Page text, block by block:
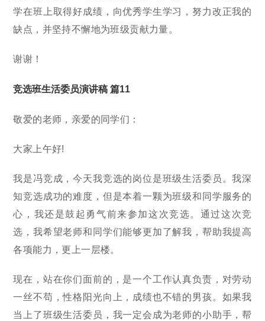
学在班上取得好成绩，向优秀学生学习，努力改正我的
缺点，并坚持不懈地为班级贡献力量。
谢谢！
竞选班生活委员演讲稿 篇11
敬爱的老师，亲爱的同学们：
大家上午好!
我是冯竞成，今天我竞选的岗位是班级生活委员。我深
知竞选成功的难度，但是本着一颗为班级和同学服务的
心，我还是鼓起勇气前来参加这次竞选。通过这次竞
选，我希望老师和同学们能够更加了解我，帮助我提高
各项能力，更上一层楼。
现在，站在你们面前的，是一个工作认真负责，对劳动
一丝不苟，性格阳光向上，成绩也不错的男孩。如果我
当上了班级生活委员，我一定会成为老师的小助手，帮